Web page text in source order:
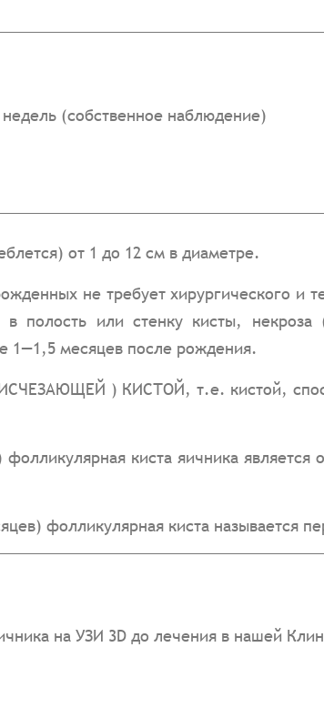
(собственное наблюдение)
от 1 до 12 см в диаметре.
не требует хирургического и
полость или стенку кисты,
1—1,5 месяцев после рождения.
) КИСТОЙ, т.е. кистой,
киста яичника является
фолликулярная киста называется
на УЗИ 3D до лечения в нашей